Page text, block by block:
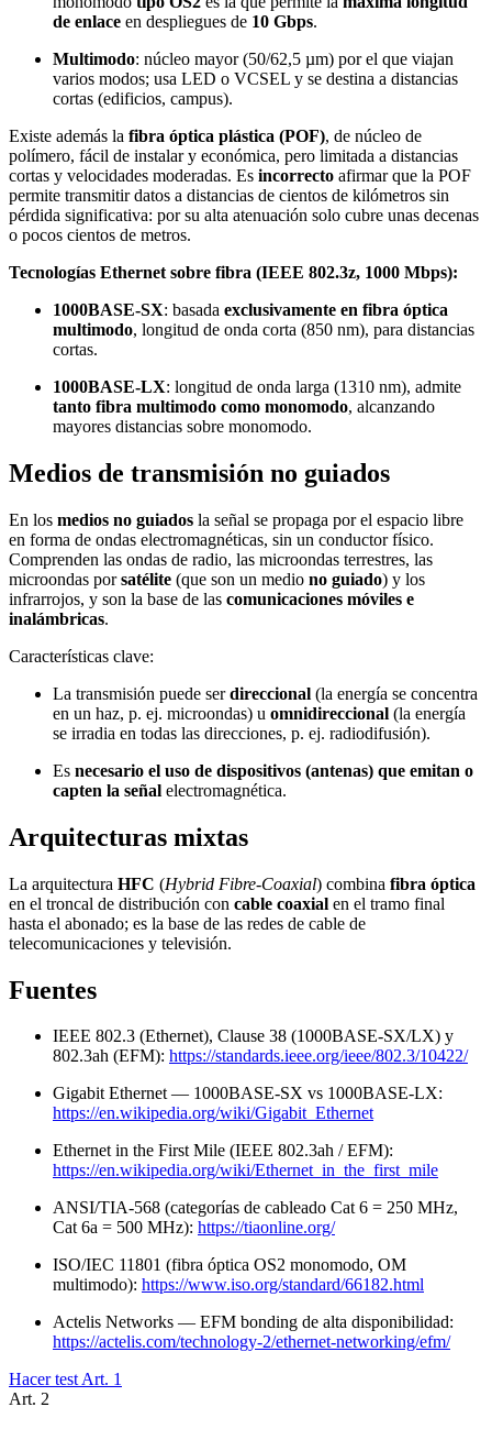
de enlace en despliegues de 10 Gbps.
Multimodo: núcleo mayor (50/62,5 µm) por el que viajan
varios modos; usa LED o VCSEL y se destina a distancias
cortas (edificios, campus).
Existe además la fibra óptica plástica (POF), de núcleo de
polímero, fácil de instalar y económica, pero limitada a distancias
cortas y velocidades moderadas. Es incorrecto afirmar que la POF
permite transmitir datos a distancias de cientos de kilómetros sin
pérdida significativa: por su alta atenuación solo cubre unas decenas
o pocos cientos de metros.
Tecnologías Ethernet sobre fibra (IEEE 802.3z, 1000 Mbps):
1000BASE-SX: basada exclusivamente en fibra óptica
multimodo, longitud de onda corta (850 nm), para distancias
cortas.
1000BASE-LX: longitud de onda larga (1310 nm), admite
tanto fibra multimodo como monomodo, alcanzando
mayores distancias sobre monomodo.
Medios de transmisión no guiados
En los medios no guiados la señal se propaga por el espacio libre
en forma de ondas electromagnéticas, sin un conductor físico.
Comprenden las ondas de radio, las microondas terrestres, las
microondas porsatélite (que son un medio no guiado) y los
infrarrojos, y son la base de las comunicaciones móviles e
inalámbricas.
Características clave:
La transmisión puede serdireccional (la energía se concentra
en un haz, p. ej. microondas) u omnidireccional (la energía
se irradia en todas las direcciones, p. ej. radiodifusión).
Es necesario el uso de dispositivos (antenas) que emitan o
capten la señal electromagnética.
Arquitecturas mixtas
La arquitectura HFC (Hybrid Fibre-Coaxial) combina fibra óptica
en el troncal de distribución con cable coaxial en el tramo final
hasta el abonado; es la base de las redes de cable de
telecomunicaciones y televisión.
Fuentes
IEEE 802.3 (Ethernet), Clause 38 (1000BASE-SX/LX) y
802.3ah (EFM): https://standards.ieee.org/ieee/802.3/10422/
Gigabit Ethernet — 1000BASE-SX vs 1000BASE-LX:
https://en.wikipedia.org/wiki/Gigabit_Ethernet
Ethernet in the First Mile (IEEE 802.3ah / EFM):
https://en.wikipedia.org/wiki/Ethernet_in_the_first_mile
ANSI/TIA-568 (categorías de cableado Cat 6 = 250 MHz,
Cat 6a = 500 MHz): https://tiaonline.org/
ISO/IEC 11801 (fibra óptica OS2 monomodo, OM
multimodo): https://www.iso.org/standard/66182.html
Actelis Networks — EFM bonding de alta disponibilidad:
https://actelis.com/technology-2/ethernet-networking/efm/
Hacer test Art. 1
Art. 2